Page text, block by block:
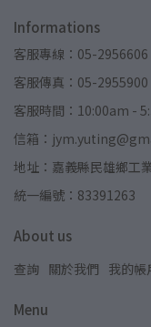
Informations
客服專線：05-2956606
客服傳真：05-2955900
客服時間：10:00am -
信箱：
地址：嘉義縣民雄鄉工
統一編號：83391263
About us
查詢 關於我們 我的帳
Menu